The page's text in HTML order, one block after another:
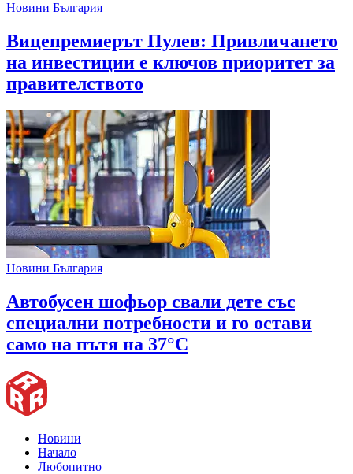
Новини България
Вицепремиерът Пулев: Привличането
на инвестиции е ключов приоритет за
правителството
Новини България
Автобусен шофьор свали дете със
специални потребности и го остави
само на пътя на 37°C
Новини
Начало
Любопитно